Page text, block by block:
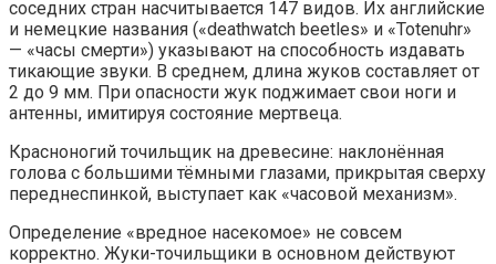
соседних стран насчитывается 147 видов. Их английские
и немецкие названия («deathwatch beetles» и «Totenuhr»
— «часы смерти») указывают на способность издавать
тикающие звуки. В среднем, длина жуков составляет от
2 до 9 мм. При опасности жук поджимает свои ноги и
антенны, имитируя состояние мертвеца.
Красноногий точильщик на древесине: наклонённая
голова с большими тёмными глазами, прикрытая сверху
переднеспинкой, выступает как «часовой механизм».
Определение «вредное насекомое» не совсем
корректно. Жуки-точильщики в основном действуют